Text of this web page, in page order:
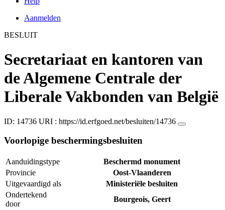
Aanmelden
BESLUIT
Secretariaat en kantoren van
de Algemene Centrale der
Liberale Vakbonden van België
ID: 14736 URI : https://id.erfgoed.net/besluiten/14736
Voorlopige beschermingsbesluiten
Aanduidingstype
Beschermd monument
Provincie
Oost-Vlaanderen
Uitgevaardigd als
Ministeriële besluiten
Ondertekend
door
Bourgeois, Geert